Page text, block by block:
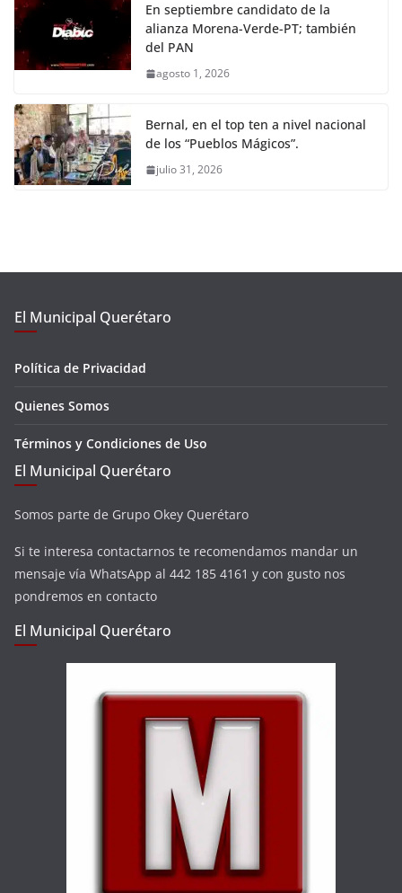
En septiembre candidato de la
alianza Morena-Verde-PT; también
del PAN
agosto 1, 2026
Bernal, en el top ten a nivel nacional
de los “Pueblos Mágicos”.
julio 31, 2026
El Municipal Querétaro
Política de Privacidad
Quienes Somos
Términos y Condiciones de Uso
El Municipal Querétaro
Somos parte de Grupo Okey Querétaro
Si te interesa contactarnos te recomendamos mandar un
mensaje vía WhatsApp al 442 185 4161 y con gusto nos
pondremos en contacto
El Municipal Querétaro